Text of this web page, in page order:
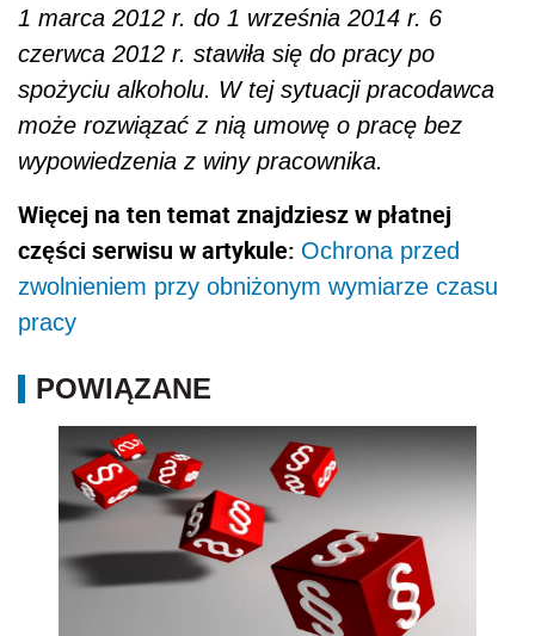
1 marca 2012 r. do 1 września 2014 r. 6
czerwca 2012 r. stawiła się do pracy po
spożyciu alkoholu. W tej sytuacji pracodawca
może rozwiązać z nią umowę o pracę bez
wypowiedzenia z winy pracownika.
Więcej na ten temat znajdziesz w płatnej
części serwisu w artykule: Ochrona przed
zwolnieniem przy obniżonym wymiarze czasu
pracy
POWIĄZANE